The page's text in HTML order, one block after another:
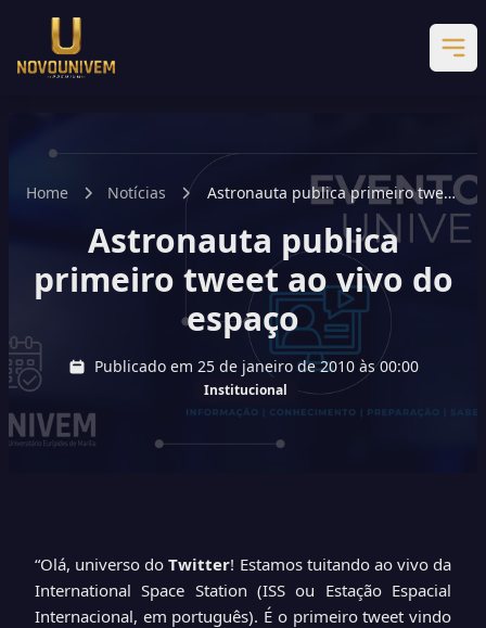
Home Notícias
Astronauta publica primeiro tweet
ao vivo do espaço
Astronauta publica
primeiro tweet ao vivo do
espaço
Publicado em 25 de janeiro de 2010 às 00:00
Institucional
“Olá, universo doTwitter! Estamos tuitando ao vivo da
International Space Station (ISS ou Estação Espacial
Internacional, em português). É o primeiro tweet vindo